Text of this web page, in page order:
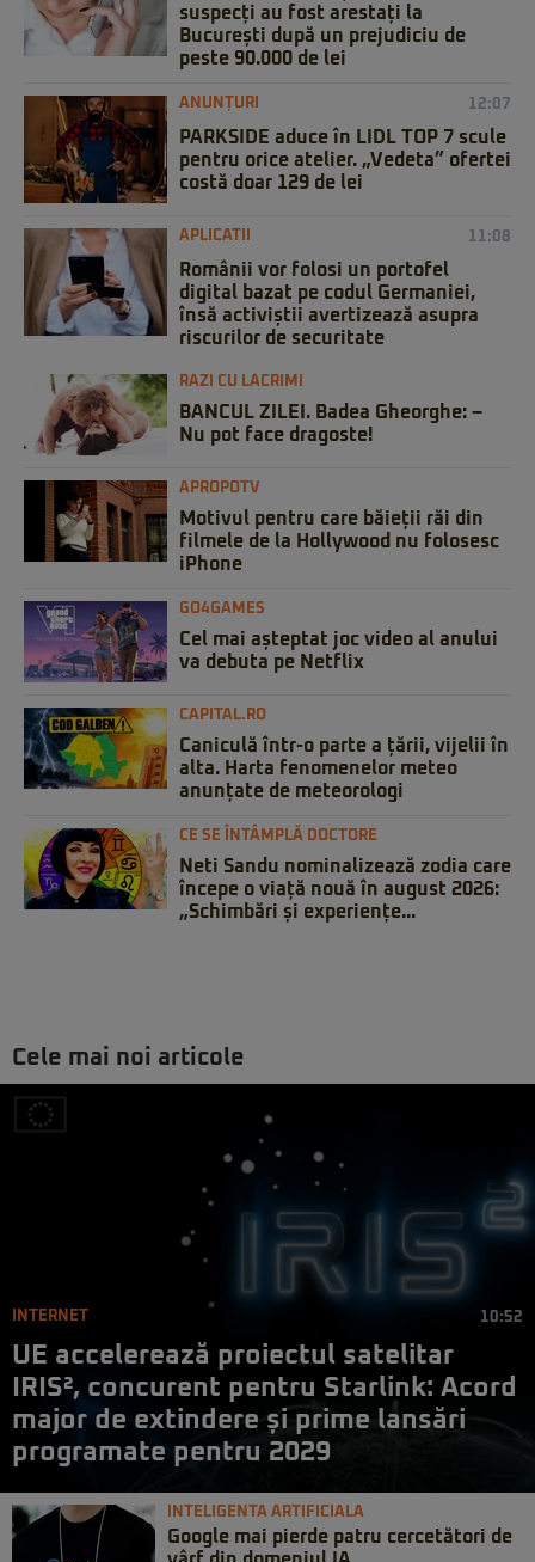
suspecți au fost arestați la
București după un prejudiciu de
peste 90.000 de lei
ANUNȚURI 12:07
PARKSIDE aduce în LIDL TOP 7 scule
pentru orice atelier. „Vedeta” ofertei
costă doar 129 de lei
APLICATII 11:08
Românii vor folosi un portofel
digital bazat pe codul Germaniei,
însă activiștii avertizează asupra
riscurilor de securitate
RAZI CU LACRIMI
BANCUL ZILEI. Badea Gheorghe: –
Nu pot face dragoste!
APROPOTV
Motivul pentru care băieții răi din
filmele de la Hollywood nu folosesc
iPhone
GO4GAMES
Cel mai așteptat joc video al anului
va debuta pe Netflix
CAPITAL.RO
Caniculă într-o parte a țării, vijelii în
alta. Harta fenomenelor meteo
anunțate de meteorologi
CE SE ÎNTÂMPLĂ DOCTORE
Neti Sandu nominalizează zodia care
începe o viață nouă în august 2026:
„Schimbări și experiențe...
Cele mai noi articole
INTERNET 10:52
UE accelerează proiectul satelitar
IRIS², concurent pentru Starlink: Acord
major de extindere și prime lansări
programate pentru 2029
INTELIGENTA ARTIFICIALA
Google mai pierde patru cercetători de